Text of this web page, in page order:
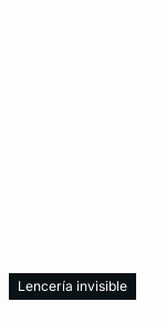
Lencería invisible